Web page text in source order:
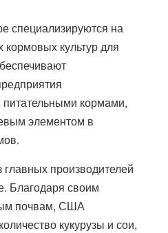
специализируются на
кормовых культур для
кормами,
элементом в
производителей
Благодаря своим
почвам, США
кукурузы и сои,